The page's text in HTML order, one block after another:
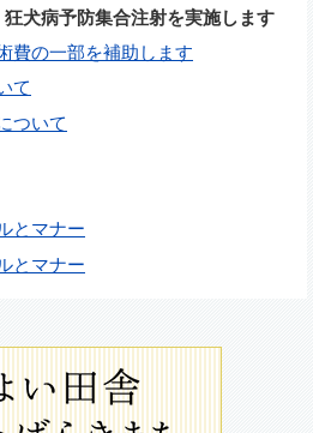
犬病予防集合注射を実施します
費の一部を補助します
て
ついて
とマナー
とマナー